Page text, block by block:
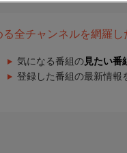
全チャンネルを網羅し
気になる番組の 見たい番
登録した番組の最新情報